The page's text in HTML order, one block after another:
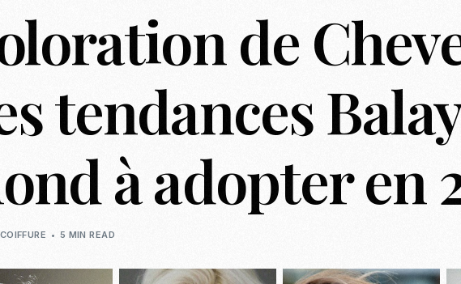
Agence & Prestations
UGC
Cover Girl
Casting IG
Casting
de
tendances
à adopter en
COIFFURE 5 MIN READ